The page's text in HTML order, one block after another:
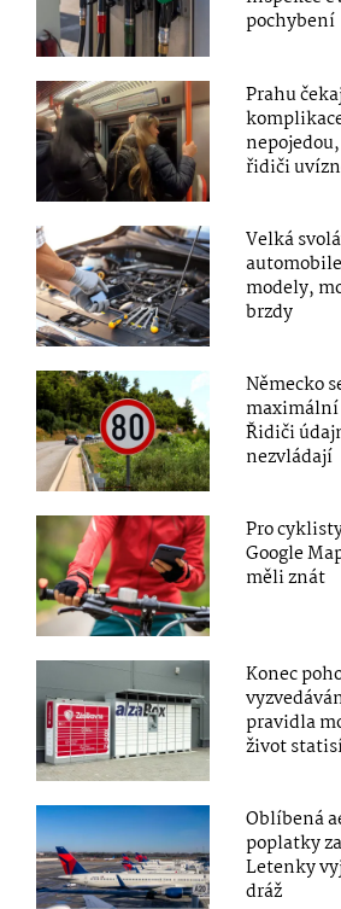
pochybení
Prahu
řidiči
Velká
modely,
brzdy
Německo
Řidiči
nezvládají
Pro
Google
měli znát
Konec
pravidla
život
Oblíbená
poplatky
Letenky
dráž